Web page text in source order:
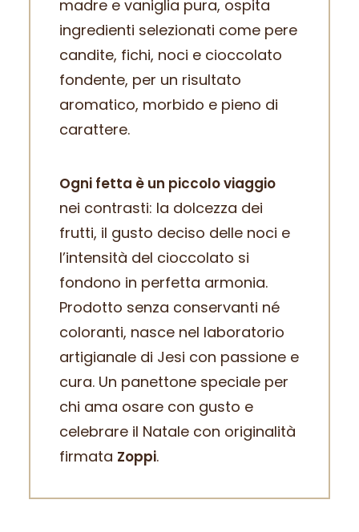
madre e vaniglia pura, ospita
ingredienti selezionati come pere
candite, fichi, noci e cioccolato
fondente, per un risultato
aromatico, morbido e pieno di
carattere.
Ogni fetta è un piccolo viaggio
nei contrasti: la dolcezza dei
frutti, il gusto deciso delle noci e
l’intensità del cioccolato si
fondono in perfetta armonia.
Prodotto senza conservanti né
coloranti, nasce nel laboratorio
artigianale di Jesi con passione e
cura. Un panettone speciale per
chi ama osare con gusto e
celebrare il Natale con originalità
firmata Zoppi.